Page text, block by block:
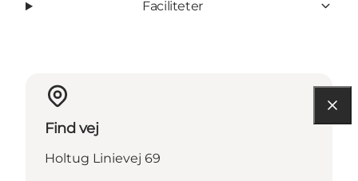
Faciliteter
Find vej
Holtug Linievej 69